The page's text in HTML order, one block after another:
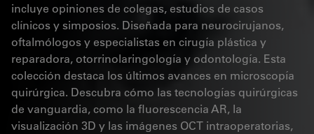
incluye opiniones de colegas, estudios de casos
clínicos y simposios. Diseñada para neurocirujanos,
oftalmólogos y especialistas en cirugía plástica y
reparadora, otorrinolaringología y odontología. Esta
colección destaca los últimos avances en microscopía
quirúrgica. Descubra cómo las tecnologías quirúrgicas
de vanguardia, como la fluorescencia AR, la
visualización 3D y las imágenes OCT intraoperatorias,